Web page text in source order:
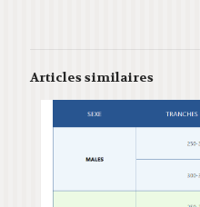
Articles similaires